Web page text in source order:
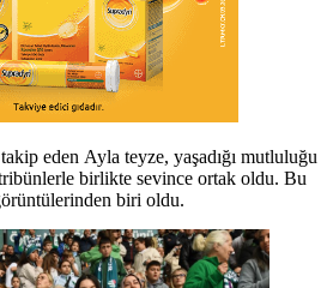
eden Ayla teyze, yaşadığı mutluluğu
birlikte sevince ortak oldu. Bu
biri oldu.